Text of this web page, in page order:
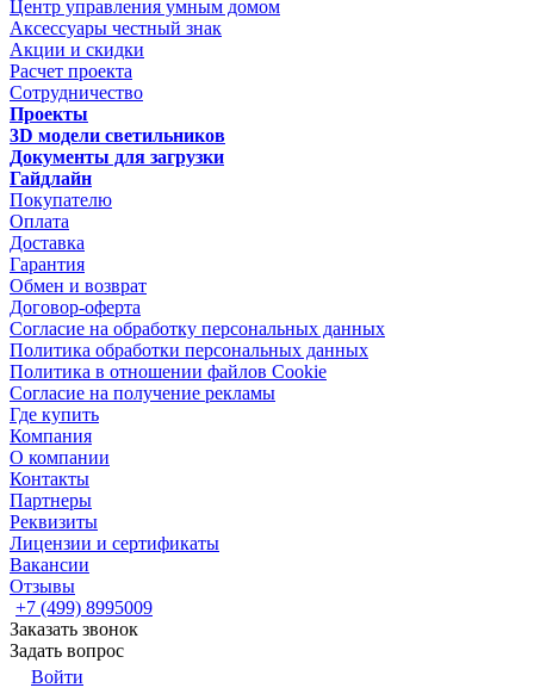
Центр управления умным домом
Аксессуары честный знак
Акции и скидки
Расчет проекта
Сотрудничество
Проекты
3D модели светильников
Документы для загрузки
Гайдлайн
Покупателю
Оплата
Доставка
Гарантия
Обмен и возврат
Договор-оферта
Согласие на обработку персональных данных
Политика обработки персональных данных
Политика в отношении файлов Cookie
Согласие на получение рекламы
Где купить
Компания
О компании
Контакты
Партнеры
Реквизиты
Лицензии и сертификаты
Вакансии
Отзывы
+7 (499) 8995009
Заказать звонок
Задать вопрос
Войти